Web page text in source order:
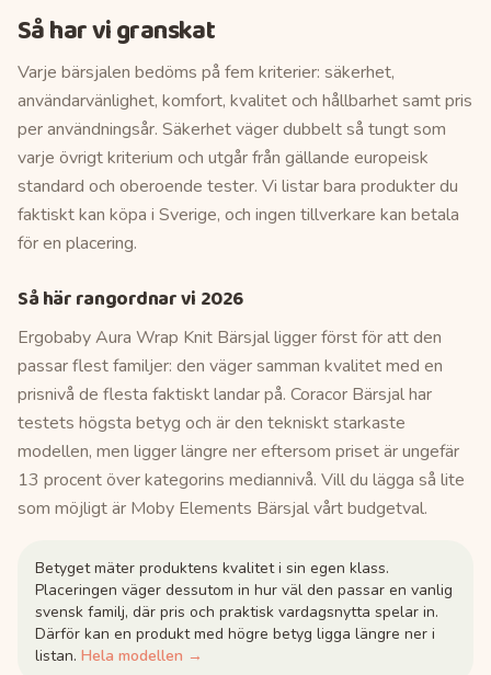
Så har vi granskat
Varje bärsjalen bedöms på fem kriterier: säkerhet,
användarvänlighet, komfort, kvalitet och hållbarhet samt pris
per användningsår. Säkerhet väger dubbelt så tungt som
varje övrigt kriterium och utgår från gällande europeisk
standard och oberoende tester. Vi listar bara produkter du
faktiskt kan köpa i Sverige, och ingen tillverkare kan betala
för en placering.
Så här rangordnar vi 2026
Ergobaby Aura Wrap Knit Bärsjal ligger först för att den
passar flest familjer: den väger samman kvalitet med en
prisnivå de flesta faktiskt landar på. Coracor Bärsjal har
testets högsta betyg och är den tekniskt starkaste
modellen, men ligger längre ner eftersom priset är ungefär
13 procent över kategorins mediannivå. Vill du lägga så lite
som möjligt är Moby Elements Bärsjal vårt budgetval.
Betyget mäter produktens kvalitet i sin egen klass.
Placeringen väger dessutom in hur väl den passar en vanlig
svensk familj, där pris och praktisk vardagsnytta spelar in.
Därför kan en produkt med högre betyg ligga längre ner i
listan. Hela modellen →